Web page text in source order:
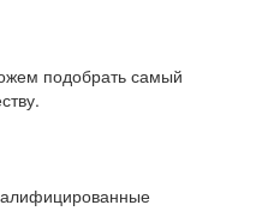
подобрать самый